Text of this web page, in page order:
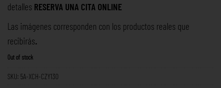
detalles RESERVA UNA CITA ONLINE
Las imágenes corresponden con los productos reales que
recibirás.
Out of stock
SKU: 5A-XCH-CZY130